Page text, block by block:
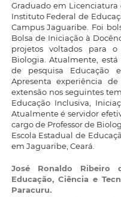
Graduado em Licenciatura
Instituto Federal de
Campus Jaguaribe. Foi
Bolsa de Iniciação à
projetos voltados para
Biologia. Atualmente,
de pesquisa Educação
Apresenta experiência
extensão nos seguintes
Educação Inclusiva,
Atualmente é servidor
cargo de Professor de
Escola Estadual de
em Jaguaribe, Ceará.
José Ronaldo Ribeiro
Educação, Ciência e
Paracuru.